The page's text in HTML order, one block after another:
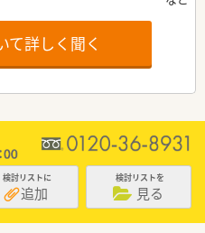
て詳しく聞く
検討リストに
追加
検討リストを
見る